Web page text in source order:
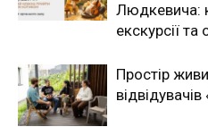
Людкевича:
екскурсії та
Простір